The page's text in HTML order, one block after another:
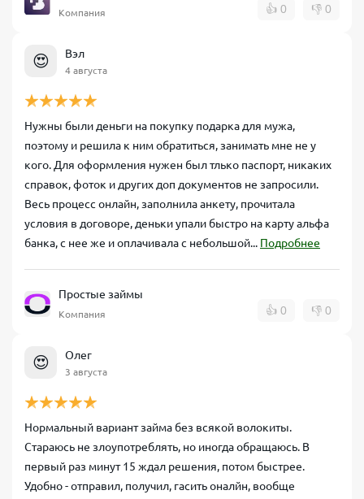
Компания 👍 0 👎 0
😍 Вэл
4 августа
Нужны были деньги на покупку подарка для мужа,
поэтому и решила к ним обратиться, занимать мне не у
кого. Для оформления нужен был тлько паспорт, никаких
справок, фоток и других доп документов не запросили.
Весь процесс онлайн, заполнила анкету, прочитала
условия в договоре, деньки упали быстро на карту альфа
банка, с нее же и оплачивала с небольшой... Подробнее
Простые займы
Компания 👍 0 👎 0
😍 Олег
3 августа
Нормальный вариант займа без всякой волокиты.
Стараюсь не злоупотреблять, но иногда обращаюсь. В
первый раз минут 15 ждал решения, потом быстрее.
Удобно - отправил, получил, гасить оналйн, вообще